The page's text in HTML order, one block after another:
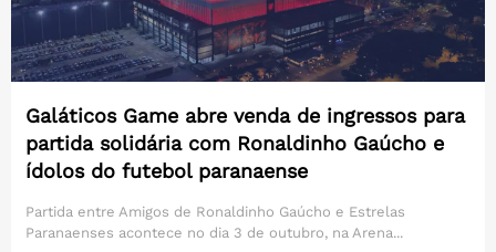
Galáticos Game abre venda de ingressos para
partida solidária com Ronaldinho Gaúcho e
ídolos do futebol paranaense
Partida entre Amigos de Ronaldinho Gaúcho e Estrelas
Paranaenses acontece no dia 3 de outubro, na Arena...